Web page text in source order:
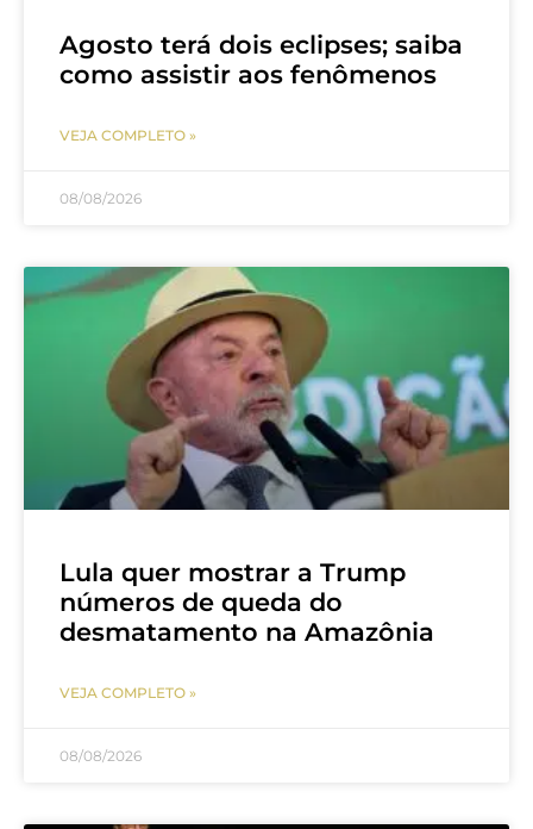
Agosto terá dois eclipses; saiba
como assistir aos fenômenos
VEJA COMPLETO »
08/08/2026
Lula quer mostrar a Trump
números de queda do
desmatamento na Amazônia
VEJA COMPLETO »
08/08/2026